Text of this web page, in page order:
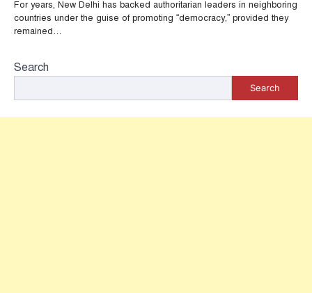
For years, New Delhi has backed authoritarian leaders in neighboring
countries under the guise of promoting “democracy,” provided they
remained…
Search
Search